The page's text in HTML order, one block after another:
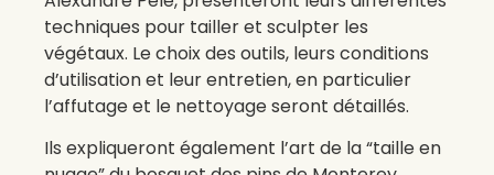
techniques pour tailler et sculpter les
végétaux. Le choix des outils, leurs conditions
d’utilisation et leur entretien, en particulier
l’affutage et le nettoyage seront détaillés.
Ils expliqueront également l’art de la “taille en